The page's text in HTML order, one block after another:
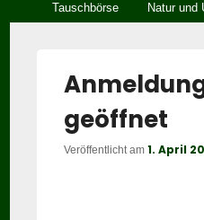
Tauschbörse Natur und
geöffnet
Veröffentlicht am1. April